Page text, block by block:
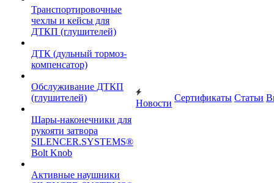
Транспортировочные
чехлы и кейсы для
ДТКП (глушителей)
ДТК (дульный тормоз-
компенсатор)
Обслуживание ДТКП
(глушителей)
Шары-наконечники для
рукояти затвора
SILENCER.SYSTEMS®
Bolt Knob
Активные наушники
Новости
Сертификаты Статьи